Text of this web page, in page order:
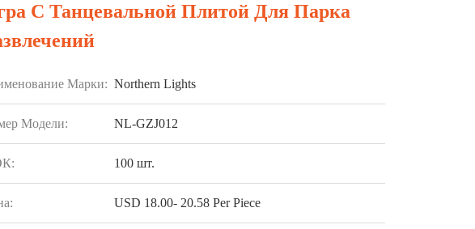
С Танцевальной Плитой Для Парка
Марки: Northern Lights
Модели: NL-GZJ012
100 шт.
USD 18.00- 20.58 Per Piece